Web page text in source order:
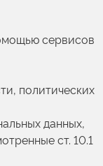
сервисов
политических
данных,
ст. 10.1